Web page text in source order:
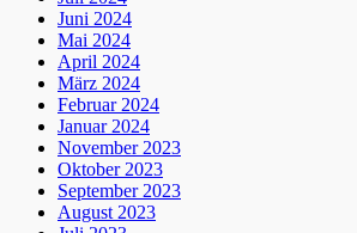
Juni 2024
Mai 2024
April 2024
März 2024
Februar 2024
Januar 2024
November 2023
Oktober 2023
September 2023
August 2023